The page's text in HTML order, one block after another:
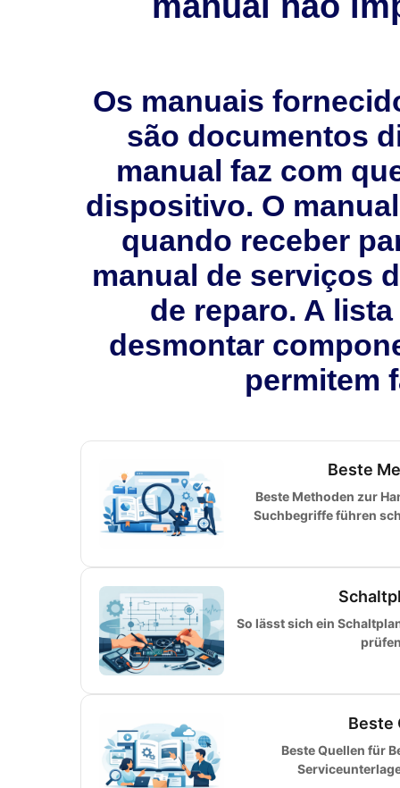
Os manuais
são documentos
manual faz com
dispositivo. O
quando receber
manual de serviços
de reparo. A
desmontar
permitem
Beste
Beste Methoden zur
Suchbegriffe führen
So lässt sich ein
Beste
Beste Quellen für